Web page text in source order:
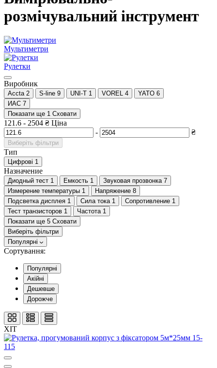
розмічувальний інструмент
Мультиметри
Рулетки
Виробник
Accta 2 S-line 9 UNI-T 1 VOREL 4 YATO 6
ИАС 7
Показати ще 1 Сховати
121.6 - 2504 ₴ Ціна
-
₴
Виберіть фільтри
Тип
Цифрові 1
Назначение
Диодный тест 1 Емкость 1 Звуковая прозвонка 7
Измерение температуры 1 Напряжение 8
Подсветка дисплея 1 Сила тока 1 Сопротивление 1
Тест транзисторов 1 Частота 1
Показати ще 5 Сховати
Виберіть фільтри
Популярні
Сортування:
Популярні
Акійні
Дешевше
Дорожче
ХІТ